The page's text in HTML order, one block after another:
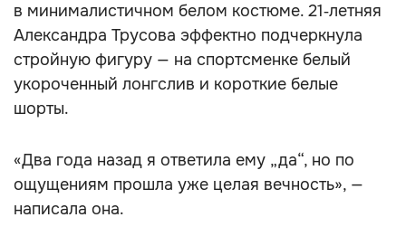
в минималистичном белом костюме. 21‑летняя
Александра Трусова эффектно подчеркнула
стройную фигуру — на спортсменке белый
укороченный лонгслив и короткие белые
шорты.
«Два года назад я ответила ему „да“, но по
ощущениям прошла уже целая вечность», —
написала она.